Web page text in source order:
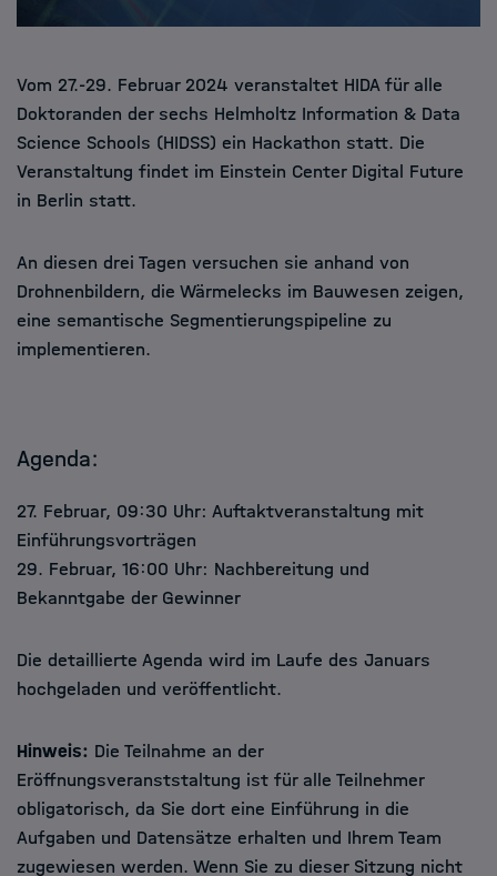
Vom 27.-29. Februar 2024 veranstaltet HIDA für alle
Doktoranden der sechs Helmholtz Information & Data
Science Schools (HIDSS) ein Hackathon statt. Die
Veranstaltung findet im Einstein Center Digital Future
in Berlin statt.
An diesen drei Tagen versuchen sie anhand von
Drohnenbildern, die Wärmelecks im Bauwesen zeigen,
eine semantische Segmentierungspipeline zu
implementieren.
Agenda:
27. Februar, 09:30 Uhr: Auftaktveranstaltung mit
Einführungsvorträgen
29. Februar, 16:00 Uhr: Nachbereitung und
Bekanntgabe der Gewinner
Die detaillierte Agenda wird im Laufe des Januars
hochgeladen und veröffentlicht.
Hinweis: Die Teilnahme an der
Eröffnungsveranststaltung ist für alle Teilnehmer
obligatorisch, da Sie dort eine Einführung in die
Aufgaben und Datensätze erhalten und Ihrem Team
zugewiesen werden. Wenn Sie zu dieser Sitzung nicht